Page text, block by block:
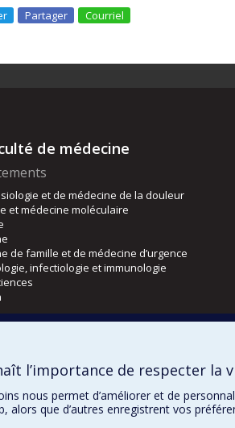
Partager Courriel
de médecine
et de médecine de la douleur
et médecine moléculaire
de famille et de médecine d’urgence
infectiologie et immunologie
et audiologie
l’importance de respecter la
nous permet d’améliorer et de
alors que d’autres enregistrent vos